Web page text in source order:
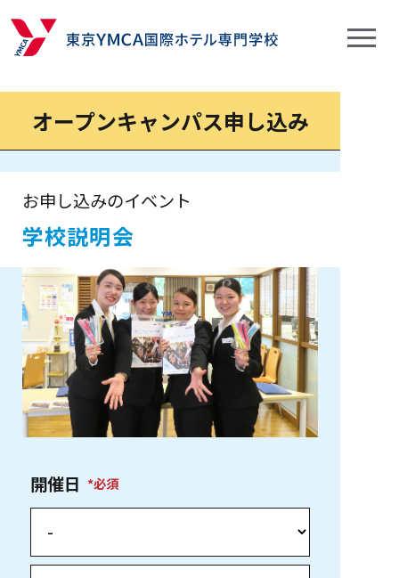
オープンキャンパス申し込み
お申し込みのイベント
学校説明会
開催日 必須